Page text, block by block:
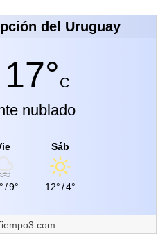
del Uruguay
17°C
nublado
/9°
Sáb
12°/4°